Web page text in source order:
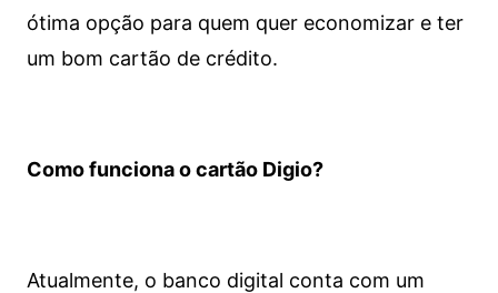
ótima opção para quem quer economizar e ter
um bom cartão de crédito.
Como funciona o cartão Digio?
Atualmente, o banco digital conta com um